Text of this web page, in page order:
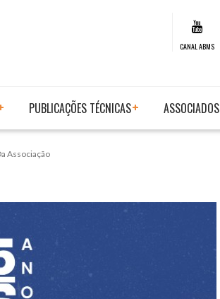
CANAL ABMS
PUBLICAÇÕES TÉCNICAS ASSOCIADOS
Associação